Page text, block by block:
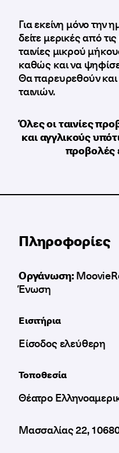
Πληροφορίες
Οργάνωση:
Ένωση
Εισιτήρια
Είσοδος ελεύθερη
Τοποθεσία
Θέατρο
Μασσαλίας 22,
Για εκείνη μόνο την
δείτε μερικές από
ταινίες μικρού
καθώς και να
Θα παρευρεθούν και
ταινιών.
Όλες οι ταινίες
και αγγλικούς
προβολές